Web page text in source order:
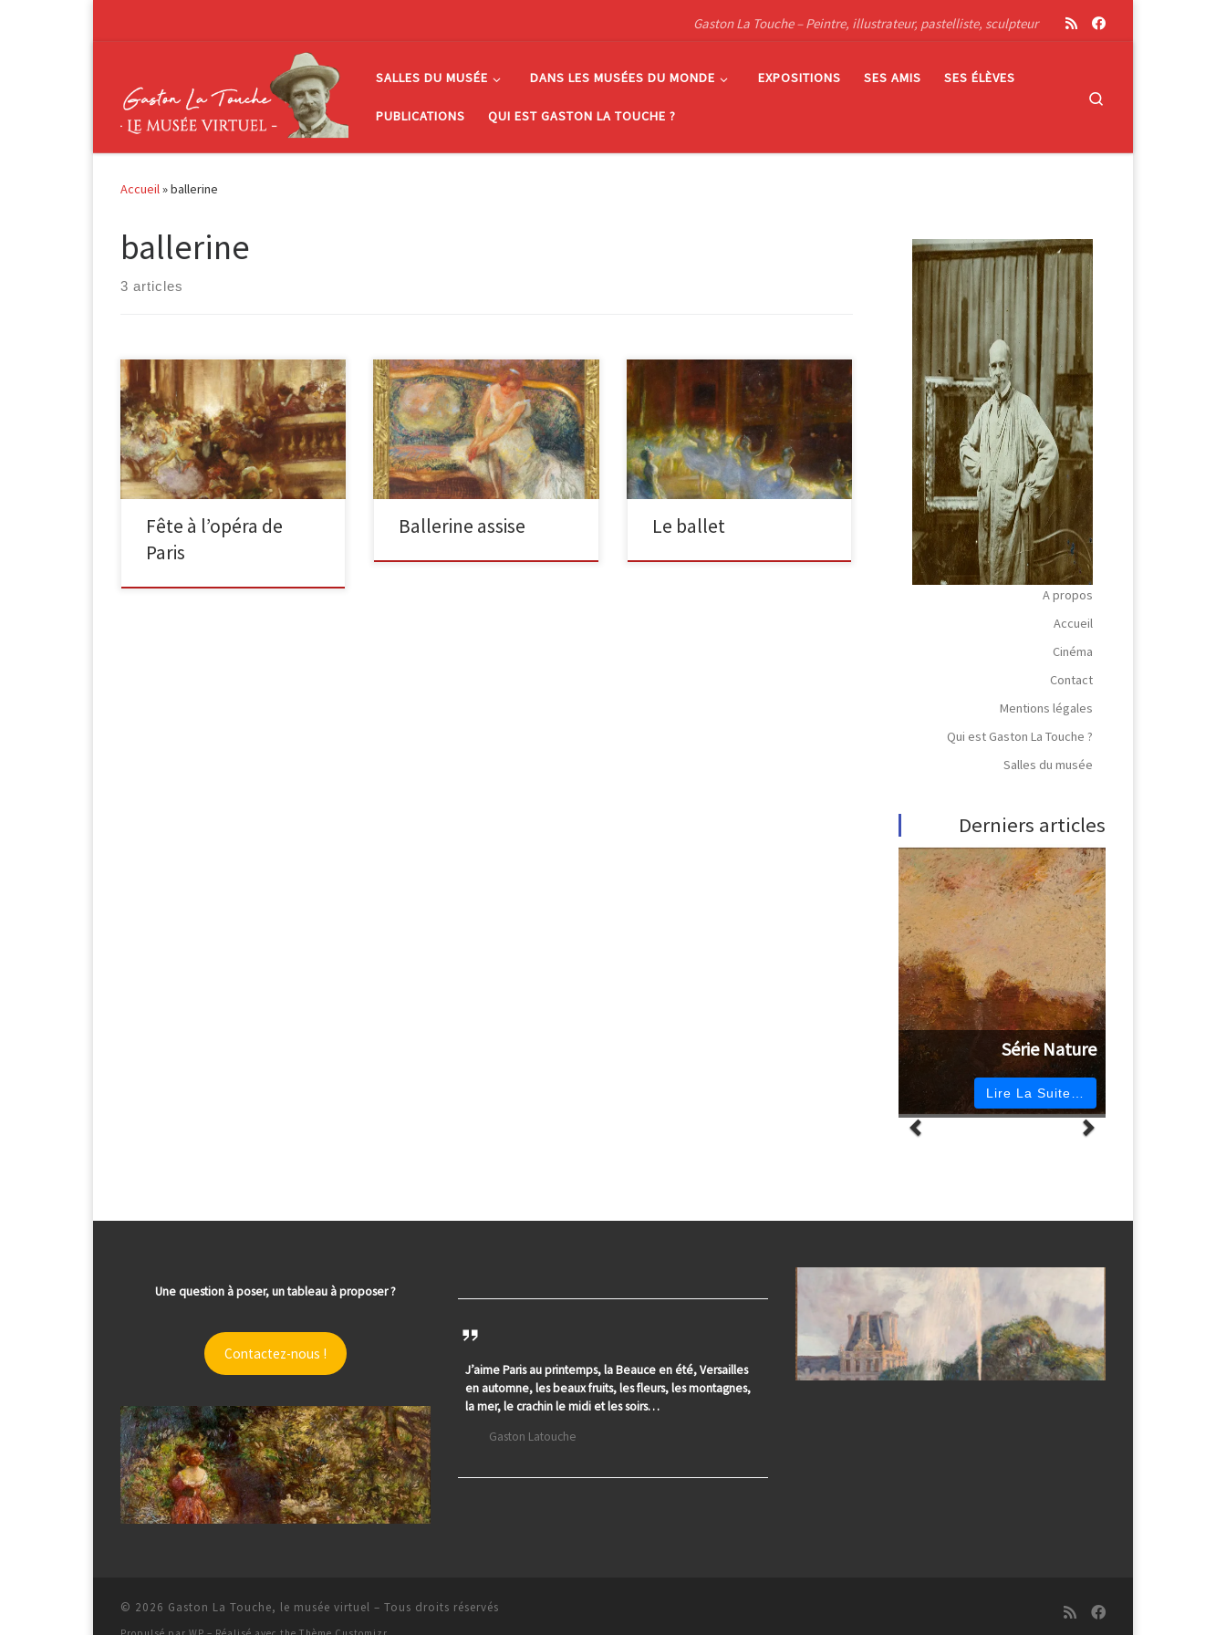
Gaston La Touche – Peintre, illustrateur, pastelliste, sculpteur
SALLES DU MUSÉE DANS LES MUSÉES DU MONDE EXPOSITIONS SES AMIS SES ÉLÈVES
PUBLICATIONS QUI EST GASTON LA TOUCHE ?
Accueil»ballerine
ballerine
3 articles
Fête à l’opéra de Paris huile sur
toile, 32 x 35,5 cm, signé en bas à
droite Nous retrouvons le […]
Fête à l’opéra de
Paris
Ballerine assisecrayon et gouache
sur carton signé en bas à droite
23,1 x 24,3 cm Admirez l’apport de
couleurs ! Là où Degas […]
Ballerine assise
Le Ballet signé ‘Gaston La Touche’
(en bas à gauche)huile sur toile 61 x
60cm (24 x 23 5/8in). Cette scène
charmante date […]
Le ballet
A propos
Accueil
Cinéma
Contact
Mentions légales
Qui est Gaston La Touche ?
Salles du musée
Derniers articles
Série Nature
Lire La Suite…
Une question à poser, un tableau à proposer ?
Contactez-nous !
J’aime Paris au printemps, la Beauce en été, Versailles
en automne, les beaux fruits, les fleurs, les montagnes,
la mer, le crachin le midi et les soirs…
Gaston Latouche
© 2026 Gaston La Touche, le musée virtuel – Tous droits réservés